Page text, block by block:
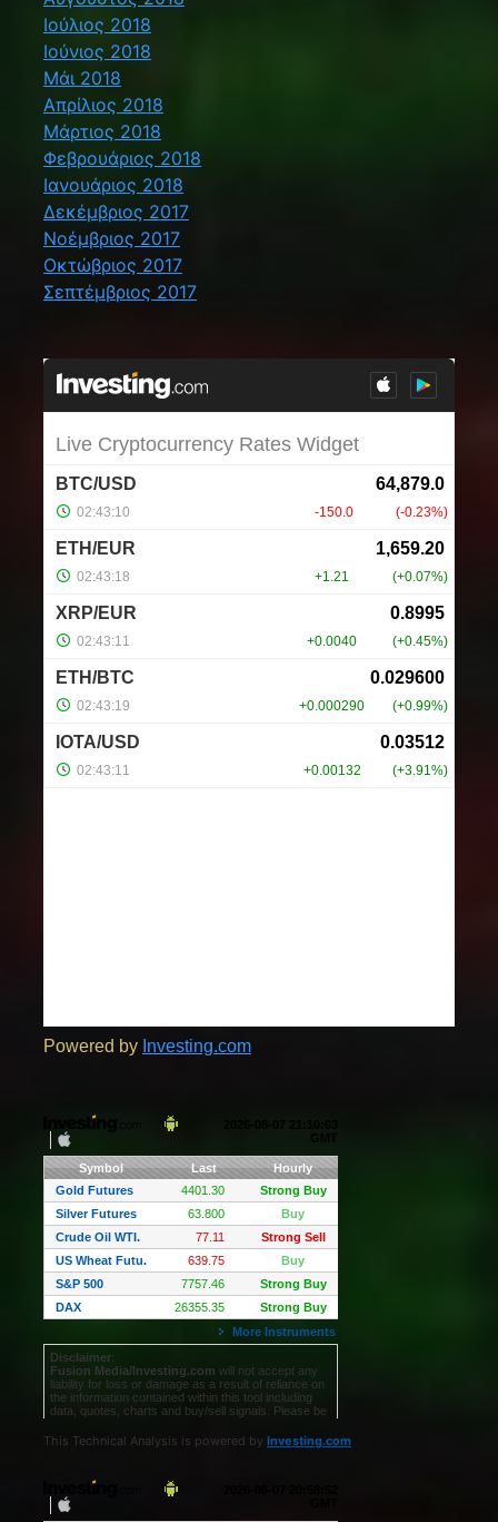
Ιούλιος 2018
Ιούνιος 2018
Μάι 2018
Απρίλιος 2018
Μάρτιος 2018
Φεβρουάριος 2018
Ιανουάριος 2018
Δεκέμβριος 2017
Νοέμβριος 2017
Οκτώβριος 2017
Σεπτέμβριος 2017
Powered by Investing.com
This Technical Analysis is powered by Investing.com